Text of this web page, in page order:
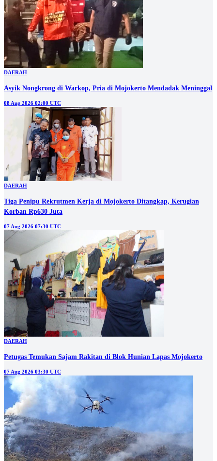
DAERAH
Asyik Nongkrong di Warkop, Pria di Mojokerto Mendadak Meninggal
08 Aug 2026 02:00 UTC
DAERAH
Tiga Penipu Rekrutmen Kerja di Mojokerto Ditangkap, Kerugian
Korban Rp630 Juta
07 Aug 2026 07:30 UTC
DAERAH
Petugas Temukan Sajam Rakitan di Blok Hunian Lapas Mojokerto
07 Aug 2026 03:30 UTC